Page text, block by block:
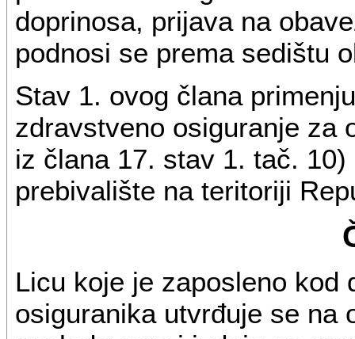
doprinosa, prijava na
podnosi se prema sedištu
Stav 1. ovog člana
zdravstveno osiguranje za
iz člana 17. stav 1. tač.
prebivalište na teritoriji
Licu koje je zaposleno kod
osiguranika utvrđuje se na